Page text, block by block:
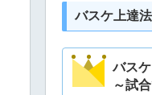
バスケ上達
バス
～試